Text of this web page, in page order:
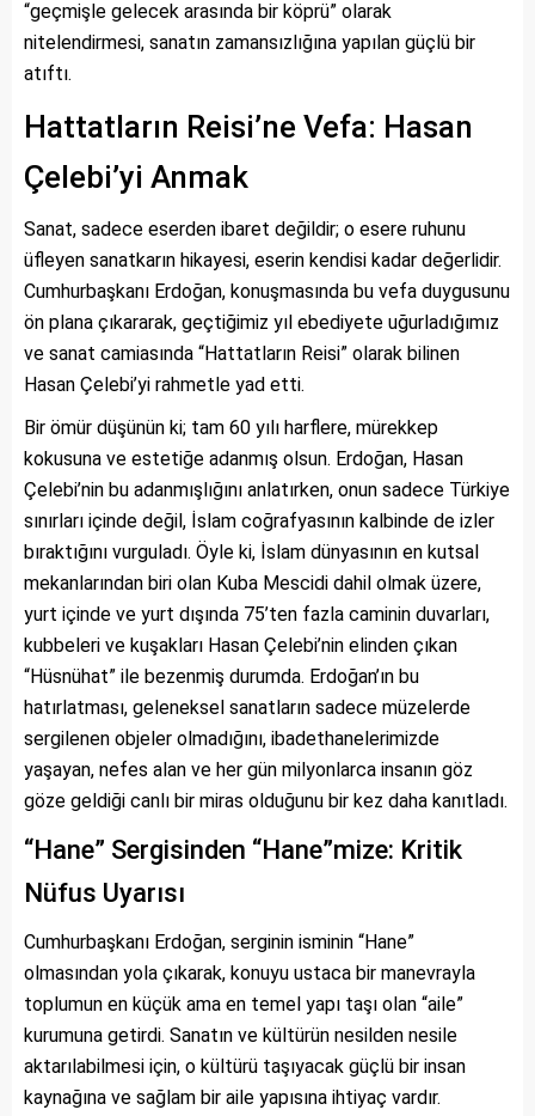
“geçmişle gelecek arasında bir köprü” olarak
nitelendirmesi, sanatın zamansızlığına yapılan güçlü bir
atıftı.
Hattatların Reisi’ne Vefa: Hasan
Çelebi’yi Anmak
Sanat, sadece eserden ibaret değildir; o esere ruhunu
üfleyen sanatkarın hikayesi, eserin kendisi kadar değerlidir.
Cumhurbaşkanı Erdoğan, konuşmasında bu vefa duygusunu
ön plana çıkararak, geçtiğimiz yıl ebediyete uğurladığımız
ve sanat camiasında “Hattatların Reisi” olarak bilinen
Hasan Çelebi’yi rahmetle yad etti.
Bir ömür düşünün ki; tam 60 yılı harflere, mürekkep
kokusuna ve estetiğe adanmış olsun. Erdoğan, Hasan
Çelebi’nin bu adanmışlığını anlatırken, onun sadece Türkiye
sınırları içinde değil, İslam coğrafyasının kalbinde de izler
bıraktığını vurguladı. Öyle ki, İslam dünyasının en kutsal
mekanlarından biri olan Kuba Mescidi dahil olmak üzere,
yurt içinde ve yurt dışında 75’ten fazla caminin duvarları,
kubbeleri ve kuşakları Hasan Çelebi’nin elinden çıkan
“Hüsnühat” ile bezenmiş durumda. Erdoğan’ın bu
hatırlatması, geleneksel sanatların sadece müzelerde
sergilenen objeler olmadığını, ibadethanelerimizde
yaşayan, nefes alan ve her gün milyonlarca insanın göz
göze geldiği canlı bir miras olduğunu bir kez daha kanıtladı.
“Hane” Sergisinden “Hane”mize: Kritik
Nüfus Uyarısı
Cumhurbaşkanı Erdoğan, serginin isminin “Hane”
olmasından yola çıkarak, konuyu ustaca bir manevrayla
toplumun en küçük ama en temel yapı taşı olan “aile”
kurumuna getirdi. Sanatın ve kültürün nesilden nesile
aktarılabilmesi için, o kültürü taşıyacak güçlü bir insan
kaynağına ve sağlam bir aile yapısına ihtiyaç vardır.